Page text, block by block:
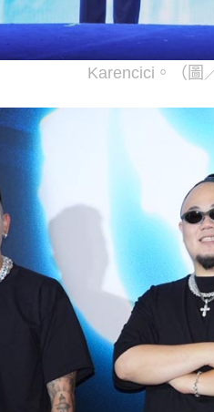
Karencici。（圖